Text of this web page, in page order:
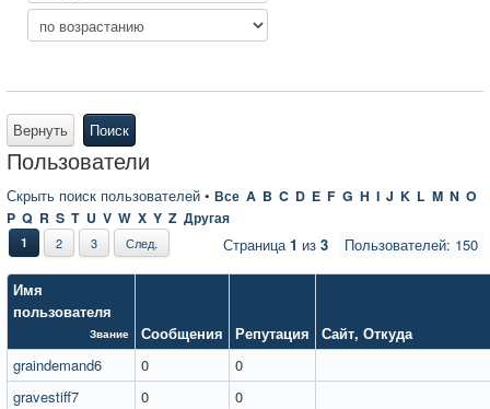
Вернуть Поиск
Пользователи
Скрыть поиск пользователей • Все A B C D E F G H I J K L M N O
P Q R S T U V W X Y Z Другая
Пользователей: 150
1 2 3 След. Страница1 из 3
Имя
пользователя
Звание Сообщения Репутация Сайт, Откуда
graindemand6
0
0
gravestiff7
0
0